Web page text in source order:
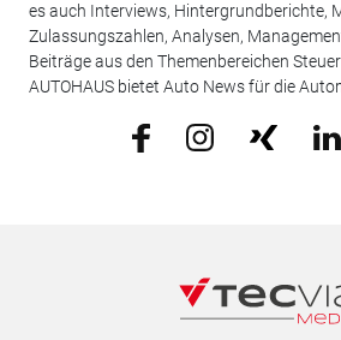
es auch Interviews, Hintergrundberichte,
Zulassungszahlen, Analysen,
Beiträge aus den Themenbereichen
AUTOHAUS bietet Auto News für die